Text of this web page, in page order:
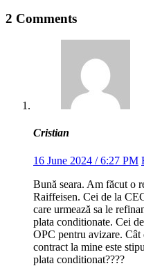
2 Comments
Cristian
16 June 2024 / 6:27 PM
Bună seara. Am făcut o
Raiffeisen. Cei de la
care urmează sa le
plata conditionate. Cei
OPC pentru avizare.
contract la mine este
plata conditionat????